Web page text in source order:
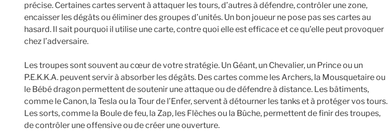
précise. Certaines cartes servent à attaquer les tours, d’autres à défendre, contrôler une zone,
encaisser les dégâts ou éliminer des groupes d’unités. Un bon joueur ne pose pas ses cartes au
hasard. Il sait pourquoi il utilise une carte, contre quoi elle est efficace et ce qu’elle peut provoquer
chez l’adversaire.
Les troupes sont souvent au cœur de votre stratégie. Un Géant, un Chevalier, un Prince ou un
P.E.K.K.A. peuvent servir à absorber les dégâts. Des cartes comme les Archers, la Mousquetaire ou
le Bébé dragon permettent de soutenir une attaque ou de défendre à distance. Les bâtiments,
comme le Canon, la Tesla ou la Tour de l’Enfer, servent à détourner les tanks et à protéger vos tours.
Les sorts, comme la Boule de feu, la Zap, les Flèches ou la Bûche, permettent de finir des troupes,
de contrôler une offensive ou de créer une ouverture.